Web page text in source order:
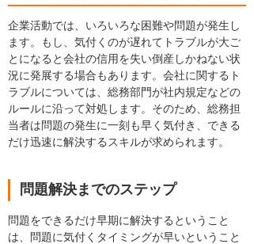
企業活動では、いろいろな困難や問題が発生し
ます。もし、気付くのが遅れてトラブルが大ご
とになると会社の信用を失い倒産しかねない状
況に発展する場合もあります。会社に関するト
ラブルについては、総務部門が社内規定などの
ルールに沿って対処します。そのため、総務担
当者は問題の発生に一刻も早く気付き、できる
だけ迅速に解決するスキルが求められます。
問題解決までのステップ
問題をできるだけ早期に解決するということ
は、問題に気付くタイミングが早いということ